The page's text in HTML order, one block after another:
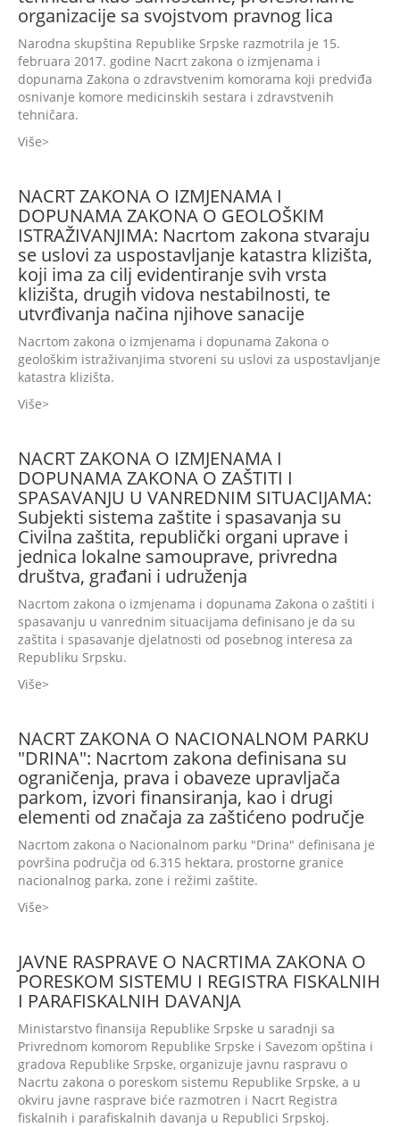
organizacije sa svojstvom pravnog lica
Narodna skupština Republike Srpske razmotrila je 15.
februara 2017. godine Nacrt zakona o izmjenama i
dopunama Zakona o zdravstvenim komorama koji predviđa
osnivanje komore medicinskih sestara i zdravstvenih
tehničara.
Više
NACRT ZAKONA O IZMJENAMA I
DOPUNAMA ZAKONA O GEOLOŠKIM
ISTRAŽIVANJIMA: Nacrtom zakona stvaraju
se uslovi za uspostavljanje katastra klizišta,
koji ima za cilj evidentiranje svih vrsta
klizišta, drugih vidova nestabilnosti, te
utvrđivanja načina njihove sanacije
Nacrtom zakona o izmjenama i dopunama Zakona o
geološkim istraživanjima stvoreni su uslovi za uspostavljanje
katastra klizišta.
Više
NACRT ZAKONA O IZMJENAMA I
DOPUNAMA ZAKONA O ZAŠTITI I
SPASAVANJU U VANREDNIM SITUACIJAMA:
Subjekti sistema zaštite i spasavanja su
Civilna zaštita, republički organi uprave i
jednica lokalne samouprave, privredna
društva, građani i udruženja
Nacrtom zakona o izmjenama i dopunama Zakona o zaštiti i
spasavanju u vanrednim situacijama definisano je da su
zaštita i spasavanje djelatnosti od posebnog interesa za
Republiku Srpsku.
Više
NACRT ZAKONA O NACIONALNOM PARKU
"DRINA": Nacrtom zakona definisana su
ograničenja, prava i obaveze upravljača
parkom, izvori finansiranja, kao i drugi
elementi od značaja za zaštićeno područje
Nacrtom zakona o Nacionalnom parku "Drina" definisana je
površina područja od 6.315 hektara, prostorne granice
nacionalnog parka, zone i režimi zaštite.
Više
JAVNE RASPRAVE O NACRTIMA ZAKONA O
PORESKOM SISTEMU I REGISTRA FISKALNIH
I PARAFISKALNIH DAVANJA
Ministarstvo finansija Republike Srpske u saradnji sa
Privrednom komorom Republike Srpske i Savezom opština i
gradova Republike Srpske, organizuje javnu raspravu o
Nacrtu zakona o poreskom sistemu Republike Srpske, a u
okviru javne rasprave biće razmotren i Nacrt Registra
fiskalnih i parafiskalnih davanja u Republici Srpskoj.